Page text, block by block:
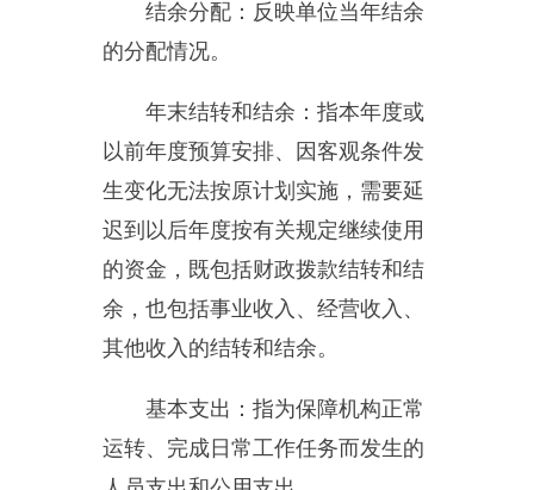
支的各类公务接待（含外宾接待）
支出。
机关运行经费：为保障行政单
位（含参照公务员法管理的事业单
位）运行用于购买货物和服务的各
项资金，包括办公及印刷费、邮电
常维修费、专用材料及一般设备购
置费、办公用房水电费、办公用房
取暖费、办公用房物业管理费、公
本单位支出功能分类说明。本
单位支出功能分类说明。